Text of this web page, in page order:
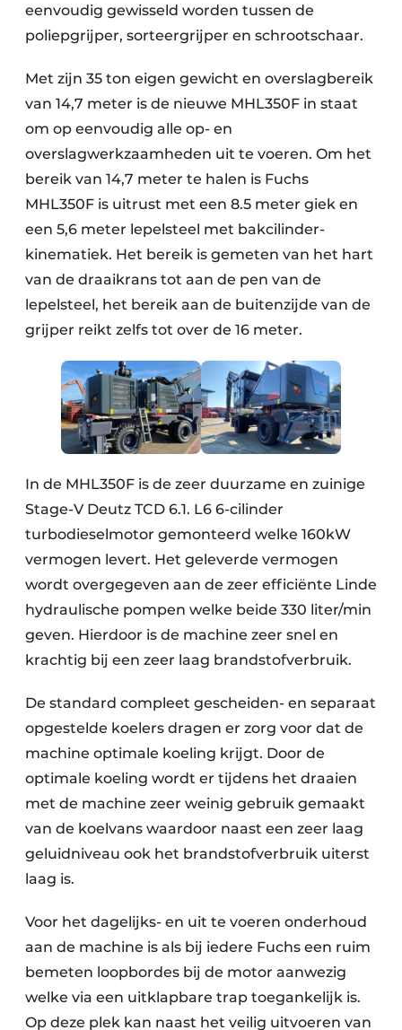
eenvoudig gewisseld worden tussen de
poliepgrijper, sorteergrijper en schrootschaar.
Met zijn 35 ton eigen gewicht en overslagbereik
van 14,7 meter is de nieuwe MHL350F in staat
om op eenvoudig alle op- en
overslagwerkzaamheden uit te voeren. Om het
bereik van 14,7 meter te halen is Fuchs
MHL350F is uitrust met een 8.5 meter giek en
een 5,6 meter lepelsteel met bakcilinder-
kinematiek. Het bereik is gemeten van het hart
van de draaikrans tot aan de pen van de
lepelsteel, het bereik aan de buitenzijde van de
grijper reikt zelfs tot over de 16 meter.
In de MHL350F is de zeer duurzame en zuinige
Stage-V Deutz TCD 6.1. L6 6-cilinder
turbodieselmotor gemonteerd welke 160kW
vermogen levert. Het geleverde vermogen
wordt overgegeven aan de zeer efficiënte Linde
hydraulische pompen welke beide 330 liter/min
geven. Hierdoor is de machine zeer snel en
krachtig bij een zeer laag brandstofverbruik.
De standard compleet gescheiden- en separaat
opgestelde koelers dragen er zorg voor dat de
machine optimale koeling krijgt. Door de
optimale koeling wordt er tijdens het draaien
met de machine zeer weinig gebruik gemaakt
van de koelvans waardoor naast een zeer laag
geluidniveau ook het brandstofverbruik uiterst
laag is.
Voor het dagelijks- en uit te voeren onderhoud
aan de machine is als bij iedere Fuchs een ruim
bemeten loopbordes bij de motor aanwezig
welke via een uitklapbare trap toegankelijk is.
Op deze plek kan naast het veilig uitvoeren van